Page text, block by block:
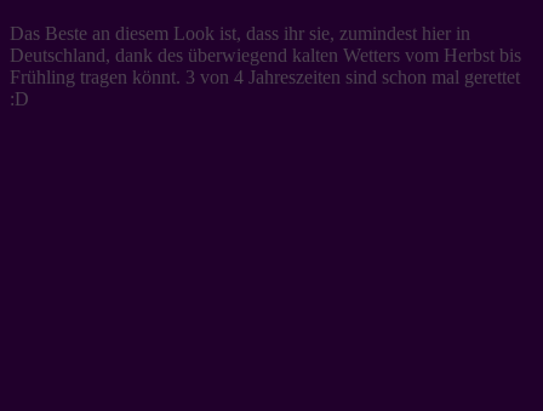
Das Beste an diesem Look ist, dass ihr sie, zumindest hier in
Deutschland, dank des überwiegend kalten Wetters vom Herbst bis
Frühling tragen könnt. 3 von 4 Jahreszeiten sind schon mal gerettet
:D